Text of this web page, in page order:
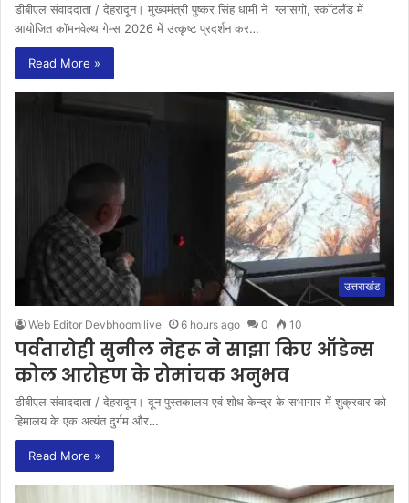
डीबीएल संवाददाता / देहरादून। मुख्यमंत्री पुष्कर सिंह धामी ने ग्लासगो, स्कॉटलैंड में
आयोजित कॉमनवेल्थ गेम्स 2026 में उत्कृष्ट प्रदर्शन कर…
Read More »
उत्तराखंड
Web Editor Devbhoomilive 6 hours ago 0 10
पर्वतारोही सुनील नेहरू ने साझा किए ऑडेन्स
कोल आरोहण के रोमांचक अनुभव
डीबीएल संवाददाता / देहरादून। दून पुस्तकालय एवं शोध केन्द्र के सभागार में शुक्रवार को
हिमालय के एक अत्यंत दुर्गम और…
Read More »